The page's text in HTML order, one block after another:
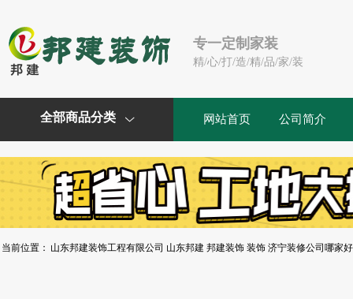
专一定制家装
精/心/打/造/精/品/家/装
全部商品分类  网站首页 公司简介
当前位置： 山东邦建装饰工程有限公司 山东邦建 邦建装饰 装饰 济宁装修公司哪家好